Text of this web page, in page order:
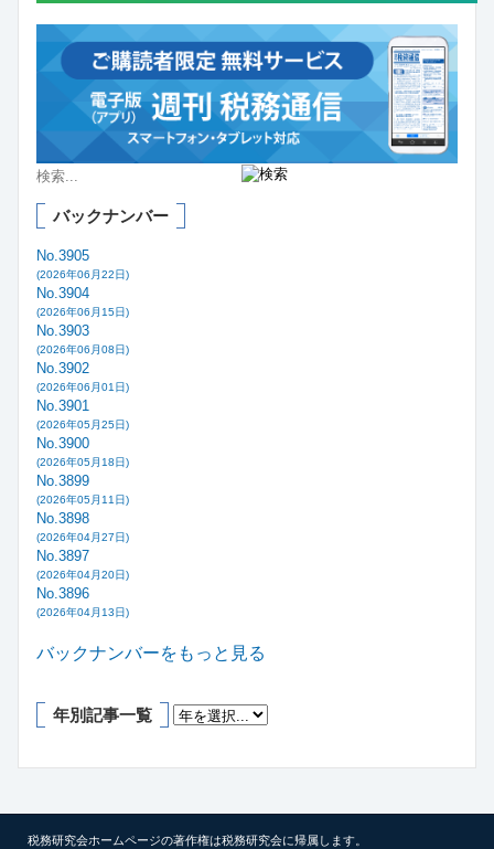
バックナンバー
No.3905
(2026年06月22日)
No.3904
(2026年06月15日)
No.3903
(2026年06月08日)
No.3902
(2026年06月01日)
No.3901
(2026年05月25日)
No.3900
(2026年05月18日)
No.3899
(2026年05月11日)
No.3898
(2026年04月27日)
No.3897
(2026年04月20日)
No.3896
(2026年04月13日)
バックナンバーをもっと見る
年別記事一覧
税務研究会ホームページの著作権は税務研究会に帰属します。